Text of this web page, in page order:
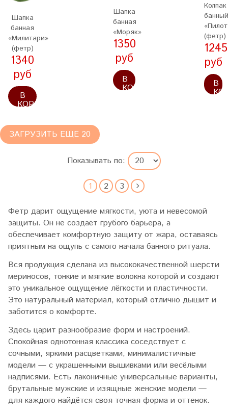
Шапка
банная
«Милитари»
(фетр)
1340
руб
В
КОРЗИНУ
Шапка
банная
«Моряк»
1350
руб
В
КОРЗИНУ
Колпак
банный
(фетр)
1245
руб
В
ЗАГРУЗИТЬ ЕЩЕ 20
Показывать по:
1 2 3
Фетр дарит ощущение мягкости, уюта и невесомой
защиты. Он не создаёт грубого барьера, а
обеспечивает комфортную защиту от жара, оставаясь
приятным на ощупь с самого начала банного ритуала.
Вся продукция сделана из высококачественной шерсти
мериносов, тонкие и мягкие волокна которой и создают
это уникальное ощущение лёгкости и пластичности.
Это натуральный материал, который отлично дышит и
заботится о комфорте.
Здесь царит разнообразие форм и настроений.
Спокойная однотонная классика соседствует с
сочными, яркими расцветками, минималистичные
модели — с украшенными вышивками или весёлыми
надписями. Есть лаконичные универсальные варианты,
брутальные мужские и изящные женские модели —
для каждого найдётся своя точная форма и оттенок.